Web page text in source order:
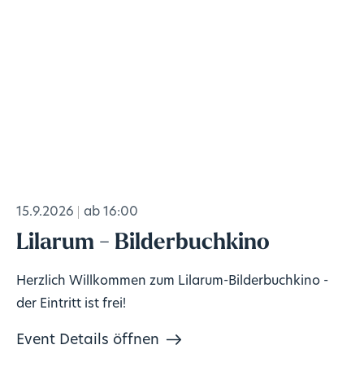
15.9.2026 ab 16:00
Lilarum - Bilderbuchkino
Herzlich Willkommen zum Lilarum-Bilderbuchkino -
der Eintritt ist frei!
Event Details öffnen